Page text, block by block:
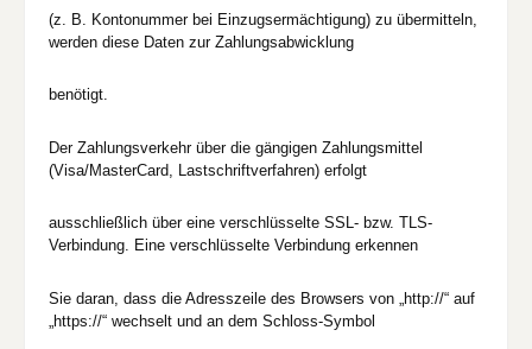
(z. B. Kontonummer bei Einzugsermächtigung) zu übermitteln,
werden diese Daten zur Zahlungsabwicklung
benötigt.
Der Zahlungsverkehr über die gängigen Zahlungsmittel
(Visa/MasterCard, Lastschriftverfahren) erfolgt
ausschließlich über eine verschlüsselte SSL- bzw. TLS-
Verbindung. Eine verschlüsselte Verbindung erkennen
Sie daran, dass die Adresszeile des Browsers von „http://“ auf
„https://“ wechselt und an dem Schloss-Symbol